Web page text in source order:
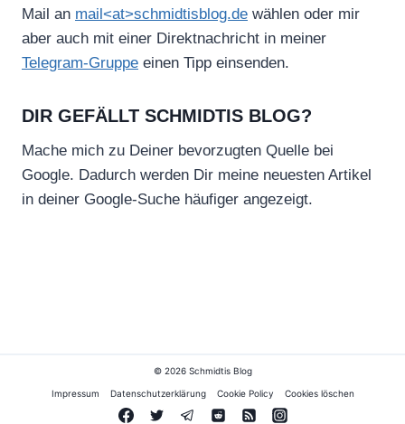
Mail an mail<at>schmidtisblog.de wählen oder mir
aber auch mit einer Direktnachricht in meiner
Telegram-Gruppe einen Tipp einsenden.
DIR GEFÄLLT SCHMIDTIS BLOG?
Mache mich zu Deiner bevorzugten Quelle bei
Google. Dadurch werden Dir meine neuesten Artikel
in deiner Google-Suche häufiger angezeigt.
© 2026 Schmidtis Blog
Impressum Datenschutzerklärung Cookie Policy Cookies löschen